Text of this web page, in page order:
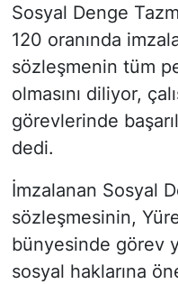
Sosyal Denge
120 oranında
sözleşmenin tüm
olmasını diliyor,
görevlerinde
dedi.
İmzalanan Sosyal
sözleşmesinin,
bünyesinde görev
sosyal haklarına